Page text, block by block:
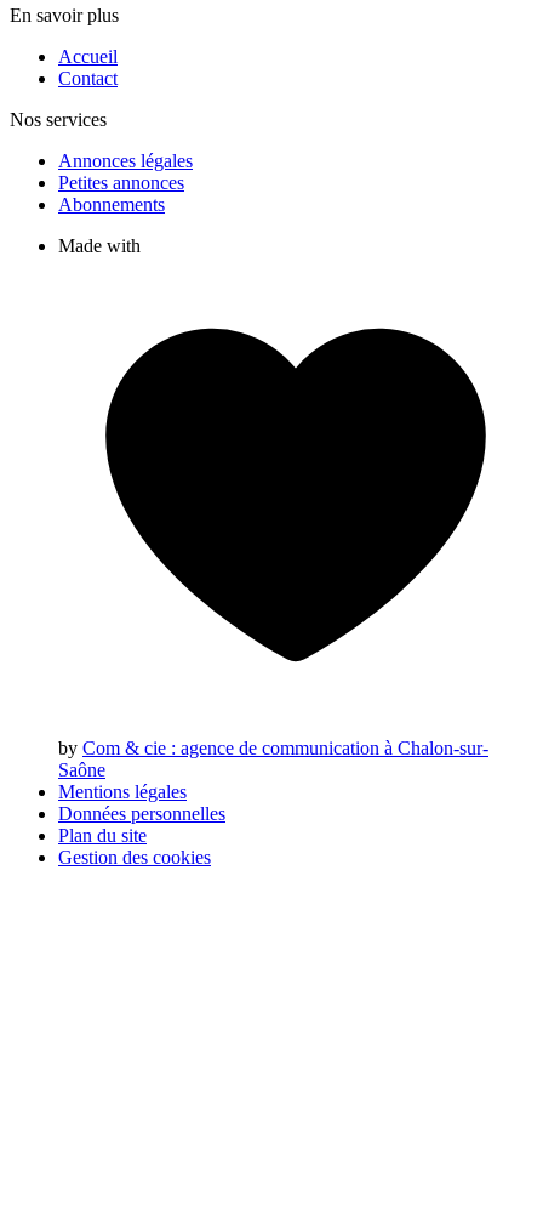
En savoir plus
Accueil
Contact
Nos services
Annonces légales
Petites annonces
Abonnements
Made with
by Com & cie : agence de communication à Chalon-sur-
Saône
Mentions légales
Données personnelles
Plan du site
Gestion des cookies